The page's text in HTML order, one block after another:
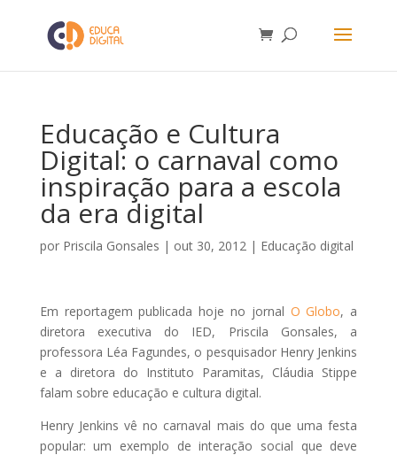
Educação e Cultura
Digital: o carnaval como
inspiração para a escola
da era digital
por Priscila Gonsales | out 30, 2012| Educação digital
Em reportagem publicada hoje no jornal O Globo, a
diretora executiva do IED, Priscila Gonsales, a
professora Léa Fagundes, o pesquisador Henry Jenkins
e a diretora do Instituto Paramitas, Cláudia Stippe
falam sobre educação e cultura digital.
Henry Jenkins vê no carnaval mais do que uma festa
popular: um exemplo de interação social que deve